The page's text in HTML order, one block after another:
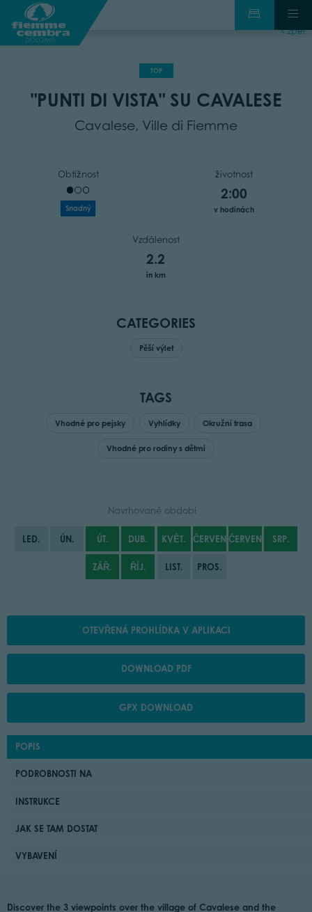
zpět
TOP
"PUNTI DI VISTA" SU CAVALESE
Cavalese, Ville di Fiemme
Obtížnost
Snadný
životnost
2:00
v hodinách
Vzdálenost
2.2
in km
CATEGORIES
Pěší výlet
TAGS
Vhodné pro pejsky Vyhlídky Okružní trasa
Vhodné pro rodiny s dětmi
Navrhované období
LED. ÚN. ÚT. DUB. KVĚT. ČERVEN ČERVENECSRP.
ZÁŘ. ŘÍJ. LIST. PROS.
OTEVŘENÁ PROHLÍDKA V APLIKACI
DOWNLOAD PDF
GPX DOWNLOAD
POPIS
PODROBNOSTI NA
INSTRUKCE
JAK SE TAM DOSTAT
VYBAVENÍ
Discover the 3 viewpoints over the village of Cavalese and the